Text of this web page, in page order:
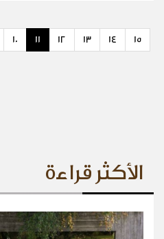
10 11 12 13 14 15
الأكثر قراءة